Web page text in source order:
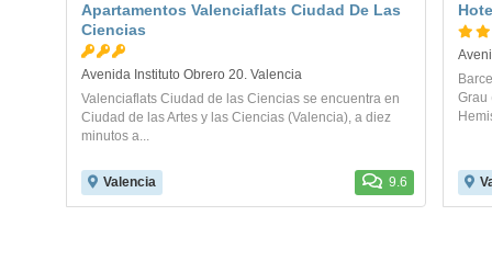
Apartamentos Valenciaflats Ciudad De Las
Ciencias
Avenida Instituto Obrero 20. Valencia
Valenciaflats Ciudad de las Ciencias se encuentra en
Ciudad de las Artes y las Ciencias (Valencia), a diez
minutos a...
Valencia 9.6
Grau